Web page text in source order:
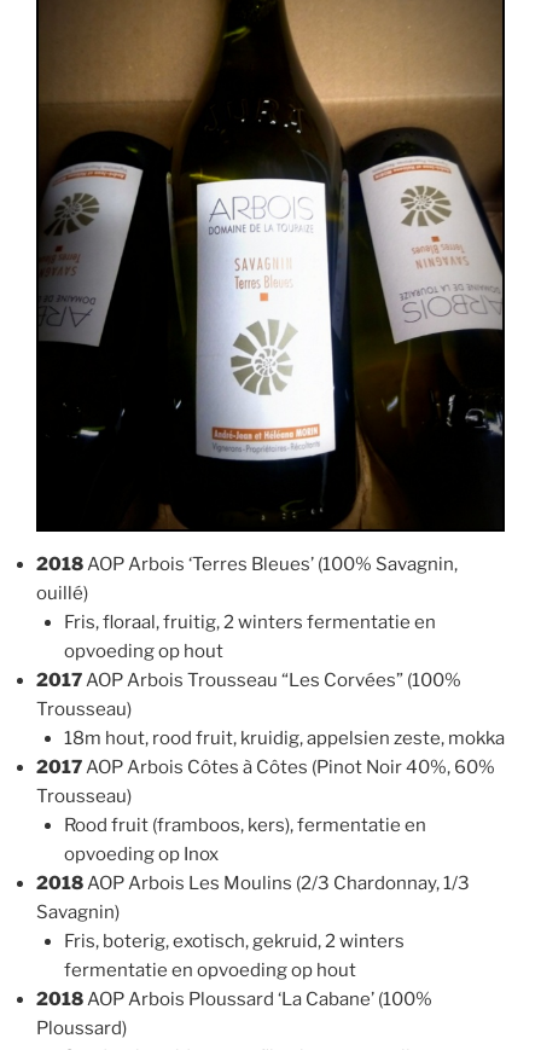
2018 AOP Arbois ‘Terres Bleues’ (100% Savagnin,
ouillé)
Fris, floraal, fruitig, 2 winters fermentatie en
opvoeding op hout
2017 AOP Arbois Trousseau “Les Corvées” (100%
Trousseau)
18m hout, rood fruit, kruidig, appelsien zeste, mokka
2017 AOP Arbois Côtes à Côtes (Pinot Noir 40%, 60%
Trousseau)
Rood fruit (framboos, kers), fermentatie en
opvoeding op Inox
2018 AOP Arbois Les Moulins (2/3 Chardonnay, 1/3
Savagnin)
Fris, boterig, exotisch, gekruid, 2 winters
fermentatie en opvoeding op hout
2018 AOP Arbois Ploussard ‘La Cabane’ (100%
Ploussard)